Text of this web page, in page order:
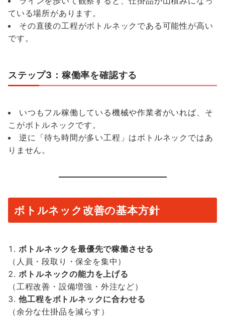
ている場所があります。
その直後の工程がボトルネックである可能性が高い
です。
ステップ3：稼働率を確認する
いつもフル稼働している機械や作業者がいれば、そ
こがボトルネックです。
逆に「待ち時間が多い工程」はボトルネックではあ
りません。
ボトルネック改善の基本方針
ボトルネックを最優先で稼働させる
（人員・段取り・保全を集中）
ボトルネックの能力を上げる
（工程改善・設備増強・外注など）
他工程をボトルネックに合わせる
（余分な仕掛品を減らす）